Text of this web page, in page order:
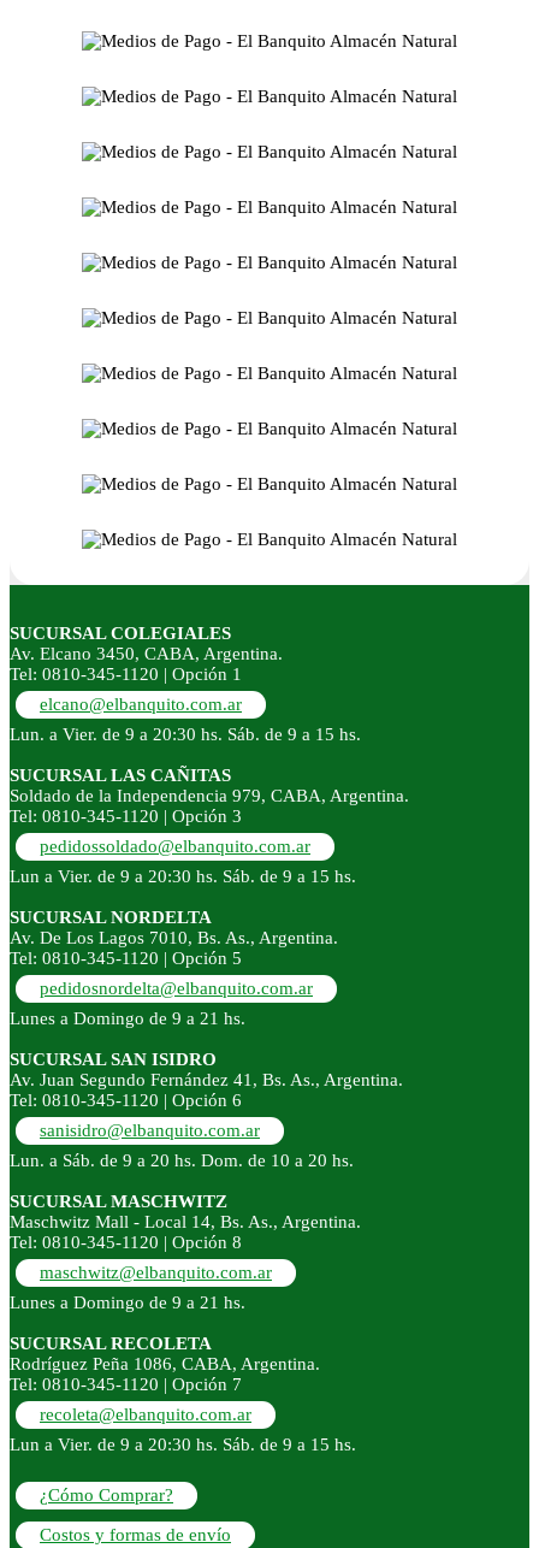
SUCURSAL COLEGIALES
Av. Elcano 3450, CABA, Argentina.
Tel: 0810-345-1120 | Opción 1
elcano@elbanquito.com.ar
Lun. a Vier. de 9 a 20:30 hs. Sáb. de 9 a 15 hs.
SUCURSAL LAS CAÑITAS
Soldado de la Independencia 979, CABA, Argentina.
Tel: 0810-345-1120 | Opción 3
pedidossoldado@elbanquito.com.ar
Lun a Vier. de 9 a 20:30 hs. Sáb. de 9 a 15 hs.
SUCURSAL NORDELTA
Av. De Los Lagos 7010, Bs. As., Argentina.
Tel: 0810-345-1120 | Opción 5
pedidosnordelta@elbanquito.com.ar
Lunes a Domingo de 9 a 21 hs.
SUCURSAL SAN ISIDRO
Av. Juan Segundo Fernández 41, Bs. As., Argentina.
Tel: 0810-345-1120 | Opción 6
sanisidro@elbanquito.com.ar
Lun. a Sáb. de 9 a 20 hs. Dom. de 10 a 20 hs.
SUCURSAL MASCHWITZ
Maschwitz Mall - Local 14, Bs. As., Argentina.
Tel: 0810-345-1120 | Opción 8
maschwitz@elbanquito.com.ar
Lunes a Domingo de 9 a 21 hs.
SUCURSAL RECOLETA
Rodríguez Peña 1086, CABA, Argentina.
Tel: 0810-345-1120 | Opción 7
recoleta@elbanquito.com.ar
Lun a Vier. de 9 a 20:30 hs. Sáb. de 9 a 15 hs.
¿Cómo Comprar?
Costos y formas de envío